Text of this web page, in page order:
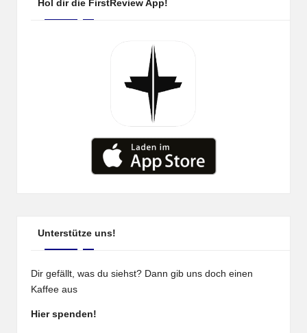
Hol dir die FirstReview App!
Unterstütze uns!
Dir gefällt, was du siehst? Dann gib uns doch einen
Kaffee aus
Hier spenden!